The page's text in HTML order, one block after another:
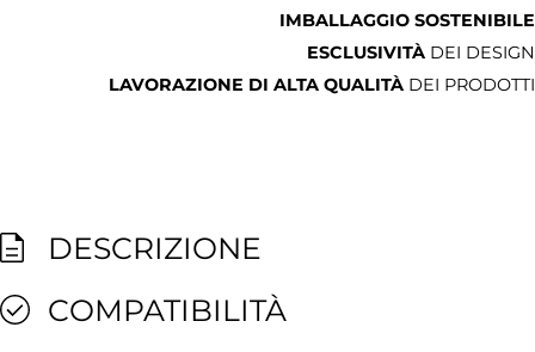
IMBALLAGGIO SOSTENIBILE
ESCLUSIVITÀ DEI DESIGN
LAVORAZIONE DI ALTA QUALITÀ DEI PRODOTTI
DESCRIZIONE
COMPATIBILITÀ